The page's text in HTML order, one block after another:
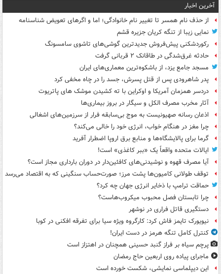
آخرین اخبار
از حذف نام همسر تا تغییر نام خانوادگی؛ اما و اگرهای تعویض شناسنامه
نمایی زیبا از تنگه کریان جزیره قشم
رکوردشکنی پیش‌فروش جدیدترین گوشی‌های تاشوی سامسونگ
حادثه غرق‌شدگی در طاقانک ۲ قربانی گرفت
مسجد جامع یزد، از باشکوه‌ترین معماری‌های ایران
پدر شاهرودی پس از قتل پسرش، جسد را در چاه مخفی کرد
دردسر همزمان آمریکا و اوکراین با ته کشیدن موشک های پاتریوت
آثار مخرب مصرف الکل و سیگار در بروز بیماری‌ها
اذعان رسانه صهیونیست به موج بی‌سابقه فرار از سرزمین‌های اشغالی
چرا مغز در هنگام خواب، انرژی خود را خالی می‌کند؟
گرما برای پالایشگاه‌ها و منابع برق اروپا اضطرار آفرید
ایالات متحده واقعاً یک «ببر کاغذی» است!
آیا مصرف قهوه و نوشیدنی‌های کافئین‌دار در دوران بارداری مجاز است؟
توقف طولانی کامیون‌ها پشت مرز؛ صورت‌حساب سنگینی که به اقتصاد می‌رسد
حماقت ترامپ با ذخایر انرژی جهان چه کرد؟
چرا تابستان فصل محبوب میکروب‌هاست؟
دستگیری قاتل فراری در نوشهر
نیویورک تایمز فاش کرد: کارگروه ویژه سیا برای تفرقه افکنی در کوبا
کنترل کامل تنگه هرمز در دست ایران!
پرچم سیاه بر فراز گنبد حسینی همچنان در اهتزاز است
ماجرای پیاده روی اربعین حاج رمضان
این دیپلماسی نمایشی، شکست خورده است